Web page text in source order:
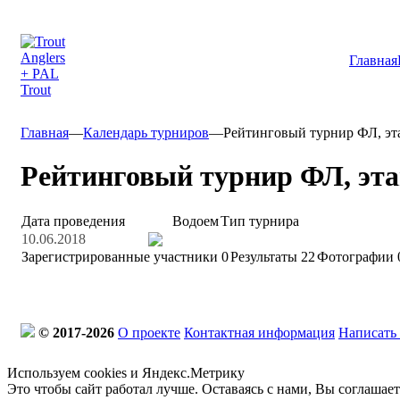
Главная
Главная—Календарь турниров—Рейтинговый турнир ФЛ,
Рейтинговый турнир ФЛ,
Дата проведения ВодоемТип турнира
10.06.2018
Зарегистрированные участники 0Результаты 22Фотографии
© 2017-2026 О проекте Контактная информация
Используем cookies и Яндекс.Метрику
Это чтобы сайт работал лучше. Оставаясь с нами, Вы